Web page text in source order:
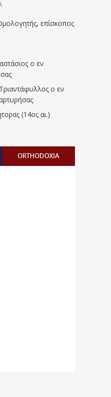
επίσκοπος
ο εν
ο εν
(14ος αι.)
ORTHODOXIA